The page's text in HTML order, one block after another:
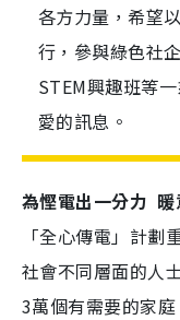
各方力量，希望
行，參與綠色社
STEM興趣班等
愛的訊息。
為慳電出一分力
「全心傳電」計
社會不同層面的人
3萬個有需要的家